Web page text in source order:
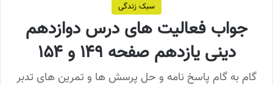
سبک زندگی
جواب فعالیت های درس دوازدهم
دینی یازدهم صفحه ۱۴۹ و ۱۵۴
گام به گام پاسخ نامه و حل پرسش ها و تمرین های تدبر